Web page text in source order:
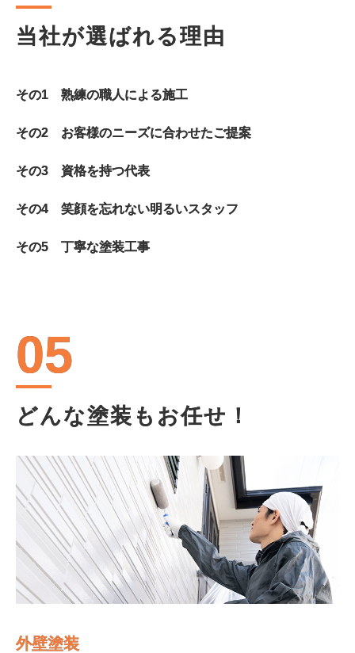
当社が選ばれる理由
その1 熟練の職人による施工
その2 お客様のニーズに合わせたご提案
その3 資格を持つ代表
その4 笑顔を忘れない明るいスタッフ
その5 丁寧な塗装工事
05
どんな塗装もお任せ！
外壁塗装